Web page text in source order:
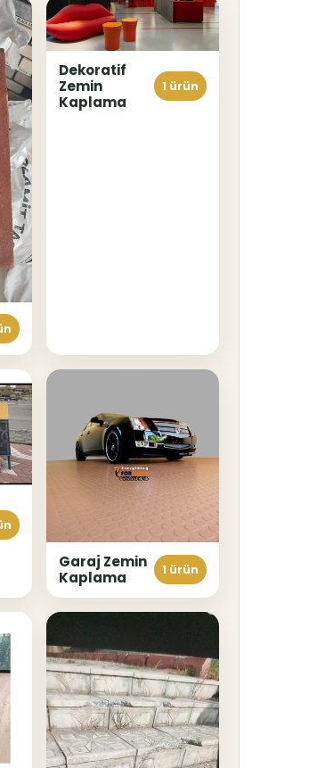
Dekoratif
Zemin
Kaplama
1 ürün
Garaj Zemin
Kaplama
1 ürün